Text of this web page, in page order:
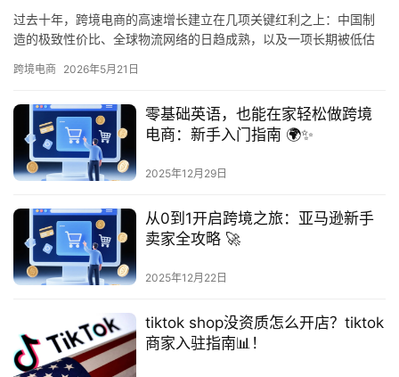
过去十年，跨境电商的高速增长建立在几项关键红利之上：中国制
造的极致性价比、全球物流网络的日趋成熟，以及一项长期被低估
以美国…
跨境电商 2026年5月21日
零基础英语，也能在家轻松做跨境
电商：新手入门指南 🌍✨
2025年12月29日
从0到1开启跨境之旅：亚马逊新手
卖家全攻略 🚀
2025年12月22日
tiktok shop没资质怎么开店？tiktok
商家入驻指南📊！